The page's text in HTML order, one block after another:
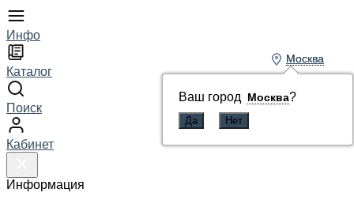
Инфо
Каталог
Поиск
Кабинет
Информация
Москва
Ваш город Москва?
Москва
Ваш город Москва?